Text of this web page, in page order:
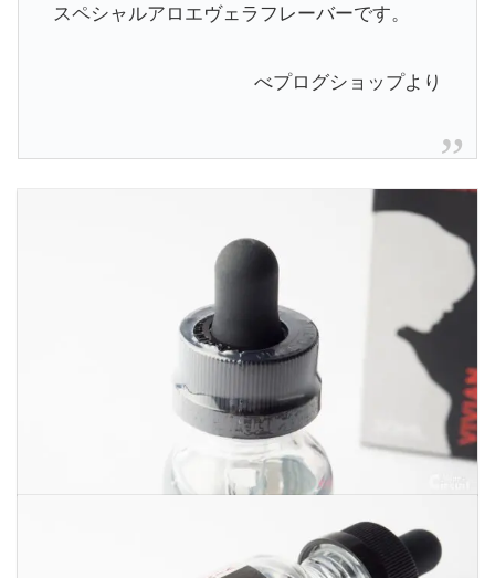
スペシャルアロエヴェラフレーバーです。
べプログショップより